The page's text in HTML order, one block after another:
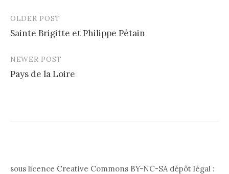
Post
navigation
OLDER POST
Sainte Brigitte et Philippe Pétain
NEWER POST
Pays de la Loire
sous licence Creative Commons BY-NC-SA dépôt légal :